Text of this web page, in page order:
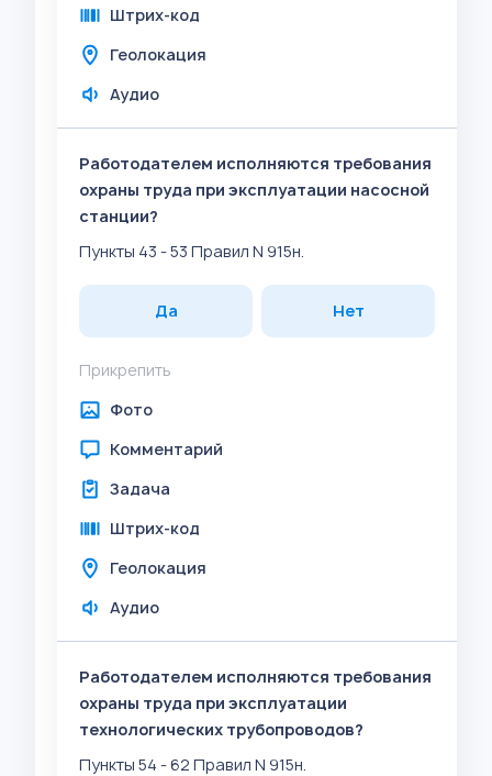
Штрих-код
Геолокация
Аудио
Работодателем исполняются требования
охраны труда при эксплуатации насосной
станции?
Пункты 43 - 53 Правил N 915н.
Да Нет
Прикрепить
Фото
Комментарий
Задача
Штрих-код
Геолокация
Аудио
Работодателем исполняются требования
охраны труда при эксплуатации
технологических трубопроводов?
Пункты 54 - 62 Правил N 915н.